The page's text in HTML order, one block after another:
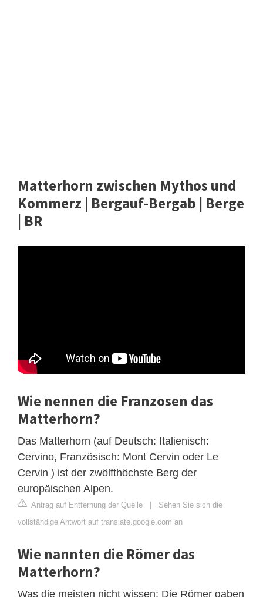
Matterhorn zwischen Mythos und
Kommerz | Bergauf-Bergab | Berge
| BR
Wie nennen die Franzosen das
Matterhorn?
Das Matterhorn (auf Deutsch: Italienisch:
Cervino, Französisch: Mont Cervin oder Le
Cervin ) ist der zwölfthöchste Berg der
europäischen Alpen.
Antrag auf Entfernung der Quelle | Sehen Sie sich die
vollständige Antwort auf translate.google.com an
Wie nannten die Römer das
Matterhorn?
Was die meisten nicht wissen: Die Römer gaben